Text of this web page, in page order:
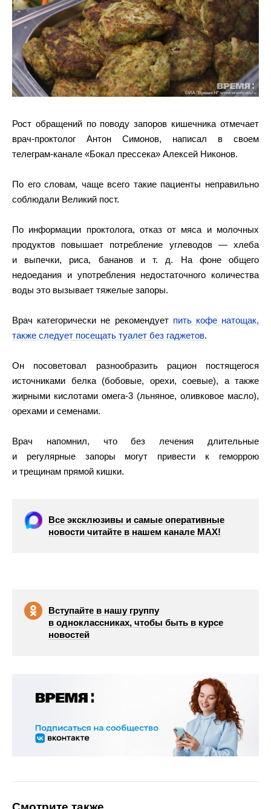
Рост обращений по поводу запоров кишечника отмечает
врач-проктолог Антон Симонов, написал в своем
телеграм-канале «Бокал прессека» Алексей Никонов.
По его словам, чаще всего такие пациенты неправильно
соблюдали Великий пост.
По информации проктолога, отказ от мяса и молочных
продуктов повышает потребление углеводов — хлеба
и выпечки, риса, бананов и т. д. На фоне общего
недоедания и употребления недостаточного количества
воды это вызывает тяжелые запоры.
Врач категорически не рекомендует пить кофе натощак,
также следует посещать туалет без гаджетов.
Он посоветовал разнообразить рацион постящегося
источниками белка (бобовые, орехи, соевые), а также
жирными кислотами омега-3 (льняное, оливковое масло),
орехами и семенами.
Врач напомнил, что без лечения длительные
и регулярные запоры могут привести к геморрою
и трещинам прямой кишки.
Все эксклюзивы и самые оперативные
новости читайте в нашем канале МАХ!
Вступайте в нашу группу
в одноклассниках, чтобы быть в курсе
новостей